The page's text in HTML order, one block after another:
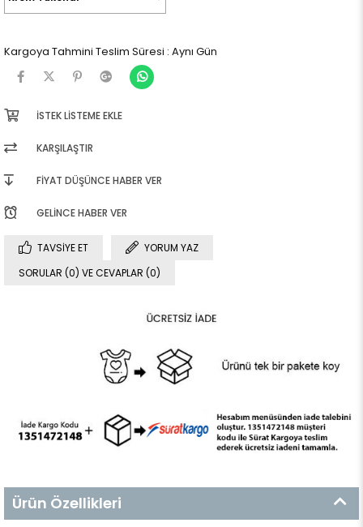
Kargoya Tahmini Teslim Süresi : Aynı Gün
İSTEK LISTEME EKLE
KARŞILAŞTIR
FIYAT DÜŞÜNCE HABER VER
GELINCE HABER VER
TAVSIYE ET
YORUM YAZ
SORULAR (0) VE CEVAPLAR (0)
Ürün Özellikleri